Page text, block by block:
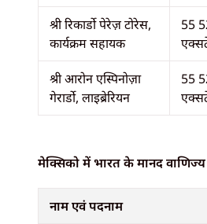
श्री रिकार्डो पेरेज़ टोरेस,
कार्यक्रम सहायक
55
श्री आरोन एस्पिनोज़ा
गेरार्डो, लाइब्रेरियन
55
मेक्सिको में भारत के मानद
नाम एवं पदनाम